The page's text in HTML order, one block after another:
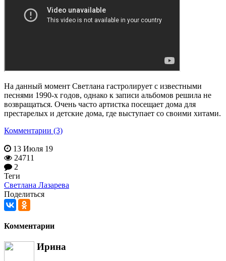
На данный момент Светлана гастролирует с известными
песнями 1990-х годов, однако к записи альбомов решила не
возвращаться. Очень часто артистка посещает дома для
престарелых и детские дома, где выступает со своими хитами.
Комментарии (3)
13 Июля 19
24711
2
Теги
Светлана Лазарева
Поделиться
Комментарии
Ирина